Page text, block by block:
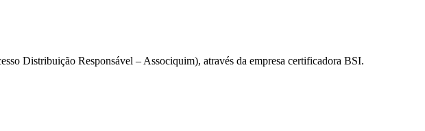
Distribuição Responsável – Associquim), através da empresa certificadora BSI.